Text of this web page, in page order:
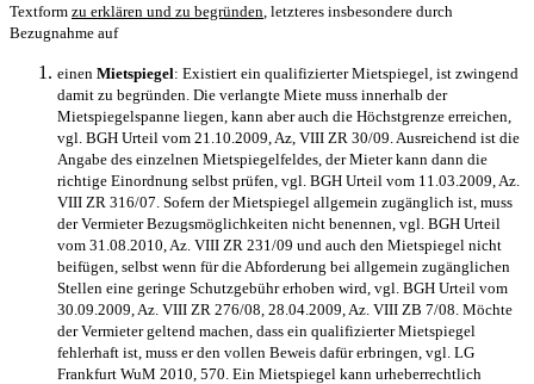
Textform zu erklären und zu begründen , letzteres insbesondere durch
Bezugnahme auf
einen Mietspiegel: Existiert ein qualifizierter Mietspiegel, ist zwingend
damit zu begründen. Die verlangte Miete muss innerhalb der
Mietspiegelspanne liegen, kann aber auch die Höchstgrenze erreichen,
vgl. BGH Urteil vom 21.10.2009, Az, VIII ZR 30/09. Ausreichend ist die
Angabe des einzelnen Mietspiegelfeldes, der Mieter kann dann die
richtige Einordnung selbst prüfen, vgl. BGH Urteil vom 11.03.2009, Az.
VIII ZR 316/07. Sofern der Mietspiegel allgemein zugänglich ist, muss
der Vermieter Bezugsmöglichkeiten nicht benennen, vgl. BGH Urteil
vom 31.08.2010, Az. VIII ZR 231/09 und auch den Mietspiegel nicht
beifügen, selbst wenn für die Abforderung bei allgemein zugänglichen
Stellen eine geringe Schutzgebühr erhoben wird, vgl. BGH Urteil vom
30.09.2009, Az. VIII ZR 276/08, 28.04.2009, Az. VIII ZB 7/08. Möchte
der Vermieter geltend machen, dass ein qualifizierter Mietspiegel
fehlerhaft ist, muss er den vollen Beweis dafür erbringen, vgl. LG
Frankfurt WuM 2010, 570. Ein Mietspiegel kann urheberrechtlich